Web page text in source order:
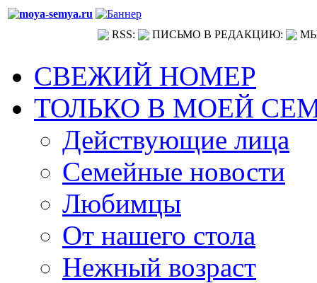
RSS: ПИСЬМО В РЕДАКЦИЮ:
СВЕЖИЙ НОМЕР
ТОЛЬКО В МОЕЙ
Действующие лица
Семейные новости
Любимцы
От нашего стола
Нежный возраст